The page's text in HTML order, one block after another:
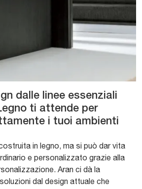
dalle linee essenziali
ti attende per
i tuoi ambienti
in legno, ma si può dar vita
e personalizzato grazie alla
Aran ci dà la
dal design attuale che